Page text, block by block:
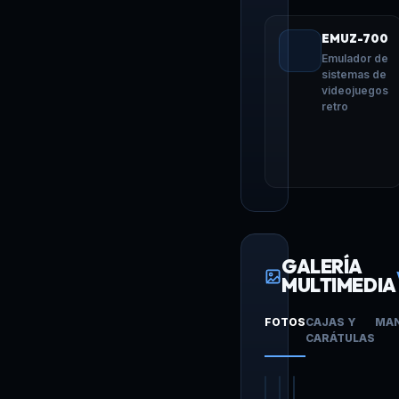
EMUZ-700
Emulador de
sistemas de
videojuegos
retro
GALERÍA
MULTIMEDIA
FOTOSCAJAS Y
CARÁTULAS